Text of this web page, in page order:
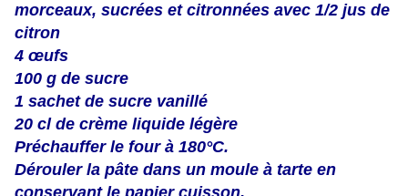
morceaux, sucrées et citronnées avec 1/2 jus de
citron
4 œufs
100 g de sucre
1 sachet de sucre vanillé
20 cl de crème liquide légère
Préchauffer le four à 180°C.
Dérouler la pâte dans un moule à tarte en